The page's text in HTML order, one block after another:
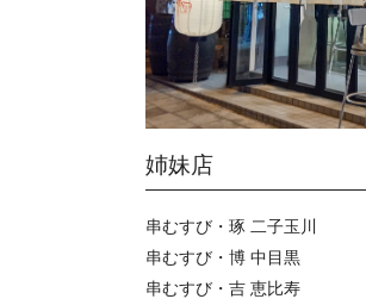
姉妹店
串むすび・琢 二子玉川
串むすび・博 中目黒
串むすび・吉 恵比寿